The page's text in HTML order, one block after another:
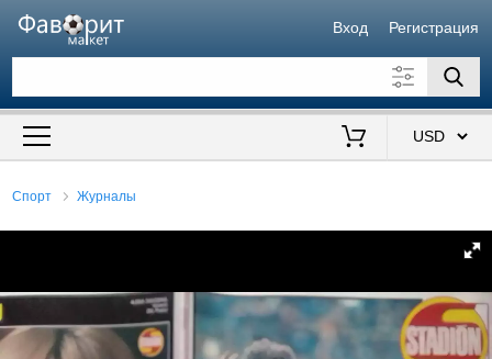
Вход Регистрация
Искать также в описании
Спорт Журналы